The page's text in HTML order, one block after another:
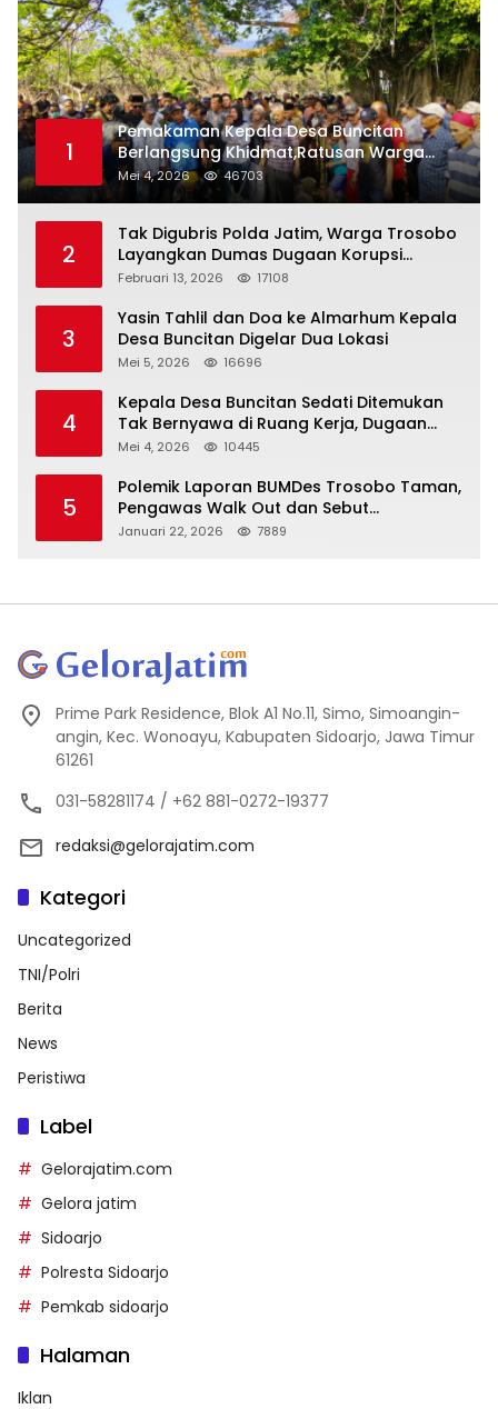
1
Pemakaman Kepala Desa Buncitan
Berlangsung Khidmat,Ratusan Warga
Larut Dalam Duka Yang Mendalam
Mei 4, 2026 46703
2
Tak Digubris Polda Jatim, Warga Trosobo
Layangkan Dumas Dugaan Korupsi
Oknum DPRD Sidoarjo ke Kapolri
Februari 13, 2026 17108
3
Yasin Tahlil dan Doa ke Almarhum Kepala
Desa Buncitan Digelar Dua Lokasi
Mei 5, 2026 16696
4
Kepala Desa Buncitan Sedati Ditemukan
Tak Bernyawa di Ruang Kerja, Dugaan
Bunuh Diri Menguat
Mei 4, 2026 10445
5
Polemik Laporan BUMDes Trosobo Taman,
Pengawas Walk Out dan Sebut
Kejanggalan
Januari 22, 2026 7889
Prime Park Residence, Blok A1 No.11, Simo, Simoangin-
angin, Kec. Wonoayu, Kabupaten Sidoarjo, Jawa Timur
61261
031-58281174 / +62 881-0272-19377
redaksi@gelorajatim.com
Kategori
Uncategorized
TNI/Polri
Berita
News
Peristiwa
Label
Gelorajatim.com
Gelora jatim
Sidoarjo
Polresta Sidoarjo
Pemkab sidoarjo
Halaman
Iklan